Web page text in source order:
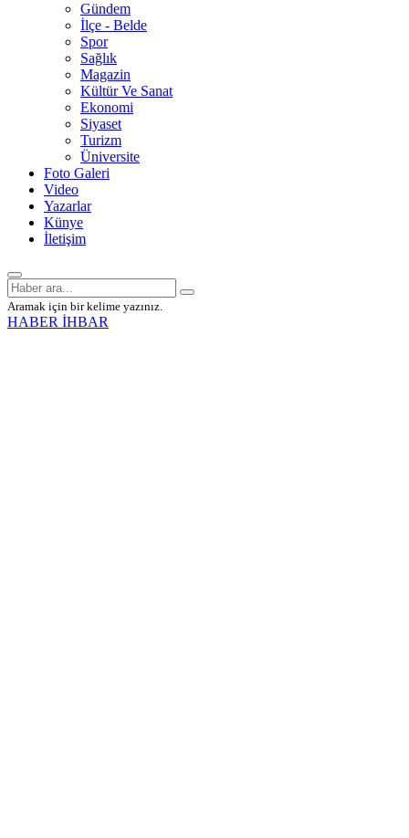
Gündem
İlçe - Belde
Spor
Sağlık
Magazin
Kültür Ve Sanat
Ekonomi
Siyaset
Turizm
Üniversite
Foto Galeri
Video
Yazarlar
Künye
İletişim
Aramak için bir kelime yazınız.
HABER İHBAR